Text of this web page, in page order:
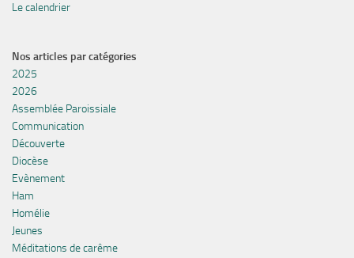
Le calendrier
Nos articles par catégories
2025
2026
Assemblée Paroissiale
Communication
Découverte
Diocèse
Evènement
Ham
Homélie
Jeunes
Méditations de carême